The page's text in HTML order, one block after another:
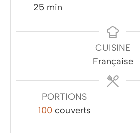
25 minutes
min
CUISINE
Française
PORTIONS
100 couverts